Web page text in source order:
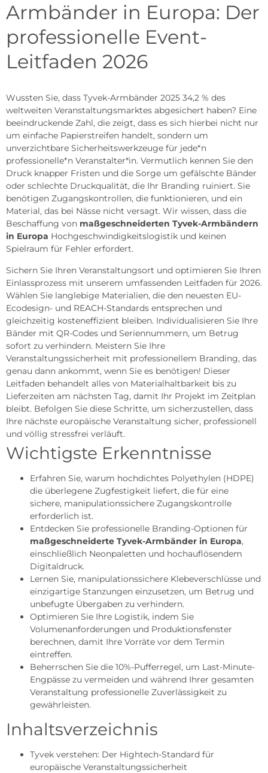
Armbänder in Europa: Der
professionelle Event-
Leitfaden 2026
Wussten Sie, dass Tyvek-Armbänder 2025 34,2 % des
weltweiten Veranstaltungsmarktes abgesichert haben? Eine
beeindruckende Zahl, die zeigt, dass es sich hierbei nicht nur
um einfache Papierstreifen handelt, sondern um
unverzichtbare Sicherheitswerkzeuge für jede*n
professionelle*n Veranstalter*in. Vermutlich kennen Sie den
Druck knapper Fristen und die Sorge um gefälschte Bänder
oder schlechte Druckqualität, die Ihr Branding ruiniert. Sie
benötigen Zugangskontrollen, die funktionieren, und ein
Material, das bei Nässe nicht versagt. Wir wissen, dass die
Beschaffung von maßgeschneiderten Tyvek-Armbändern
in Europa Hochgeschwindigkeitslogistik und keinen
Spielraum für Fehler erfordert.
Sichern Sie Ihren Veranstaltungsort und optimieren Sie Ihren
Einlassprozess mit unserem umfassenden Leitfaden für 2026.
Wählen Sie langlebige Materialien, die den neuesten EU-
Ecodesign- und REACH-Standards entsprechen und
gleichzeitig kosteneffizient bleiben. Individualisieren Sie Ihre
Bänder mit QR-Codes und Seriennummern, um Betrug
sofort zu verhindern. Meistern Sie Ihre
Veranstaltungssicherheit mit professionellem Branding, das
genau dann ankommt, wenn Sie es benötigen! Dieser
Leitfaden behandelt alles von Materialhaltbarkeit bis zu
Lieferzeiten am nächsten Tag, damit Ihr Projekt im Zeitplan
bleibt. Befolgen Sie diese Schritte, um sicherzustellen, dass
Ihre nächste europäische Veranstaltung sicher, professionell
und völlig stressfrei verläuft.
Wichtigste Erkenntnisse
Erfahren Sie, warum hochdichtes Polyethylen (HDPE)
die überlegene Zugfestigkeit liefert, die für eine
sichere, manipulationssichere Zugangskontrolle
erforderlich ist.
Entdecken Sie professionelle Branding-Optionen für
maßgeschneiderte Tyvek-Armbänder in Europa,
einschließlich Neonpaletten und hochauflösendem
Digitaldruck.
Lernen Sie, manipulationssichere Klebeverschlüsse und
einzigartige Stanzungen einzusetzen, um Betrug und
unbefugte Übergaben zu verhindern.
Optimieren Sie Ihre Logistik, indem Sie
Volumenanforderungen und Produktionsfenster
berechnen, damit Ihre Vorräte vor dem Termin
eintreffen.
Beherrschen Sie die 10%-Pufferregel, um Last-Minute-
Engpässe zu vermeiden und während Ihrer gesamten
Veranstaltung professionelle Zuverlässigkeit zu
gewährleisten.
Inhaltsverzeichnis
Tyvek verstehen: Der Hightech-Standard für
europäische Veranstaltungssicherheit